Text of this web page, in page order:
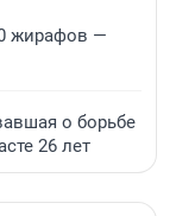
жирафов —
о борьбе
26 лет